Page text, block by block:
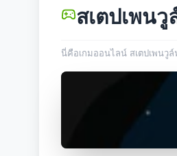
สเตปเพน
นี่คือเกมออนไลน์ สเตปเพนวู